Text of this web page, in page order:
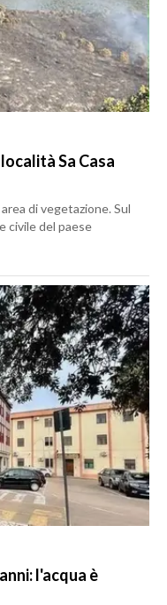
Sa Casa
di vegetazione. Sul
civile del paese
l'acqua è